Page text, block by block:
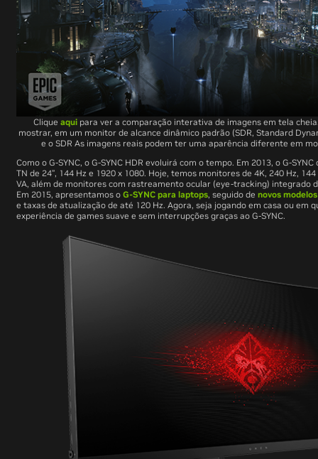
Clique aqui para ver a comparação interativa de imagens em tela
mostrar, em um monitor de alcance dinâmico padrão (SDR, Standard
e o SDR As imagens reais podem ter uma aparência diferente em
Como o G-SYNC, o G-SYNC HDR evoluirá com o tempo. Em 2013, o G-
TN de 24”, 144 Hz e 1920 x 1080. Hoje, temos monitores de 4K, 240 Hz,
VA, além de monitores com rastreamento ocular (eye-tracking) integrado
Em 2015, apresentamos o G-SYNC para laptops, seguido de novos
e taxas de atualização de até 120 Hz. Agora, seja jogando em casa ou em
experiência de games suave e sem interrupções graças ao G-SYNC.